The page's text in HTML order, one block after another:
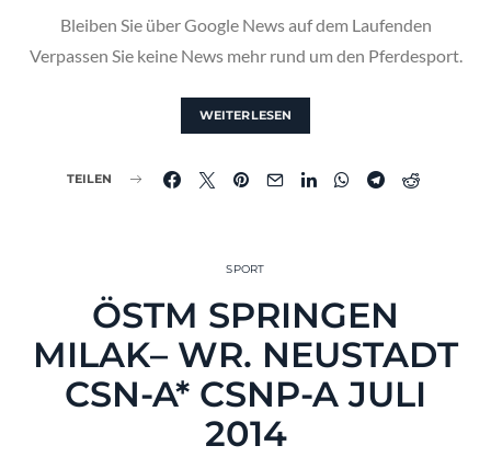
Bleiben Sie über Google News auf dem Laufenden
Verpassen Sie keine News mehr rund um den Pferdesport.
WEITERLESEN
TEILEN
SPORT
ÖSTM SPRINGEN
MILAK– WR. NEUSTADT
CSN-A* CSNP-A JULI
2014